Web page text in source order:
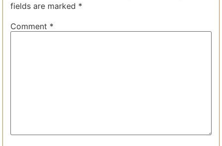
fields are marked *
Comment *